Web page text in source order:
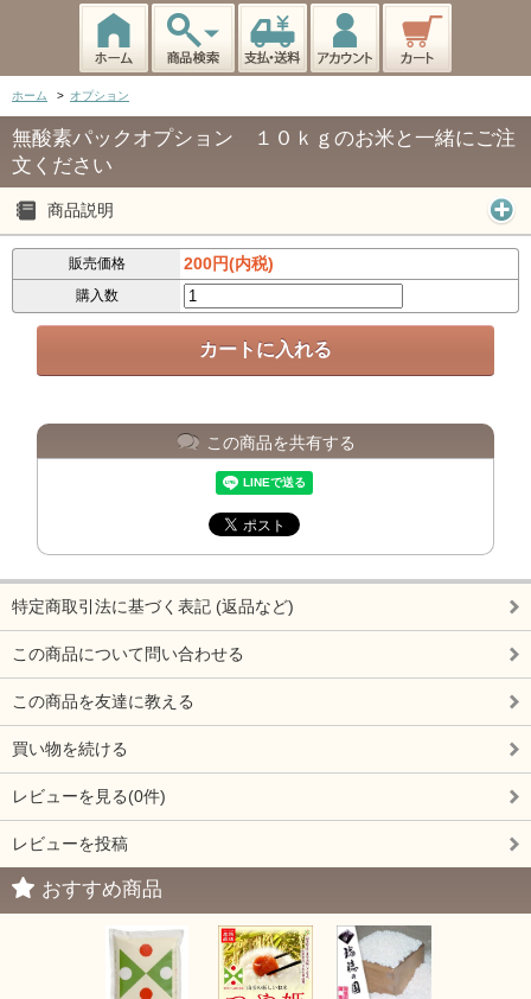
ホーム > オプション
無酸素パックオプション １０ｋｇのお米と一緒にご注
文ください
商品説明
販売価格 200円(内税)
購入数
この商品を共有する
特定商取引法に基づく表記 (返品など)
この商品について問い合わせる
この商品を友達に教える
買い物を続ける
レビューを見る(0件)
レビューを投稿
おすすめ商品